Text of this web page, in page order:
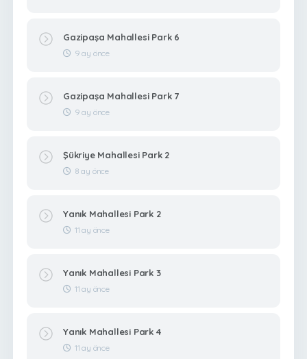
Gazipaşa Mahallesi Park 6
9 ay önce
Gazipaşa Mahallesi Park 7
9 ay önce
Şükriye Mahallesi Park 2
8 ay önce
Yanık Mahallesi Park 2
11 ay önce
Yanık Mahallesi Park 3
11 ay önce
Yanık Mahallesi Park 4
11 ay önce